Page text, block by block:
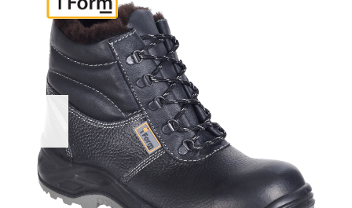
Предыдущий